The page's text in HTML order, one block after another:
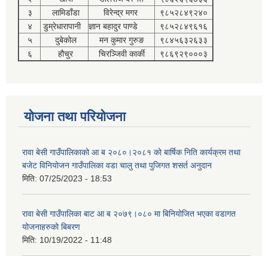
३
लामिडाँडा विरेन्द्र मगर
९८५२८४९२४०
४
डुम्रेधारापानी ज्ञान बहादुर पाण्डे
९८५२८४९६१६
५
दुबेकोल मन कुमार गुरुङ
९८४५६३२६३३
६
हौचुर चिरञ्जिवी कार्की ९८६९२९०००३
योजना तथा परियोजना
रावा बेसी गाउँपालिकाको आ ब २०८०।२०८१ को बार्षिक निति कार्यक्रम तथा
बजेट विनियोजन गाउँपालिका वडा चालु तथा पुजिगत शसर्त अनुदान
मिति: 07/25/2023 - 18:53
रावा बेसी गाउँपालिका बाट आ ब २०७९।०८० मा बिनियोजित भएका वडागत
योजनाहरुको बिबरण
मिति: 10/19/2022 - 11:48